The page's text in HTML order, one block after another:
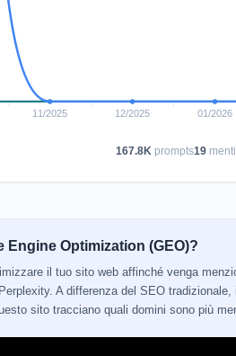
167.8K prompts19
Engine Optimization (GEO)?
il tuo sito web affinché venga
A differenza del SEO
sito tracciano quali domini sono più